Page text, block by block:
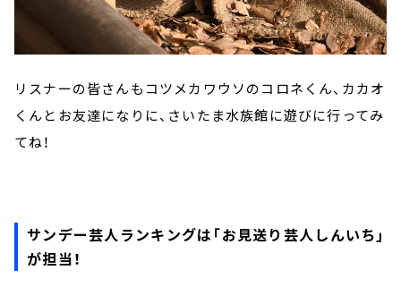
リスナーの皆さんもコツメカワウソのコロネくん、カカオ
くんとお友達になりに、さいたま水族館に遊びに行ってみ
てね！
サンデー芸人ランキングは「お見送り芸人しんいち」
が担当！